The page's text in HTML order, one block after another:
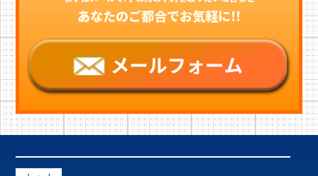
あなたのご都合でお気軽に!!